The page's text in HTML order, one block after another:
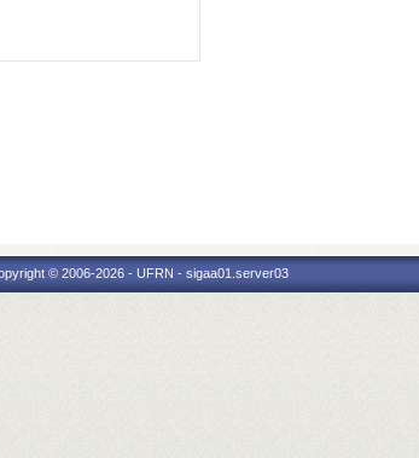
© 2006-2026 - UFRN - sigaa01.server03